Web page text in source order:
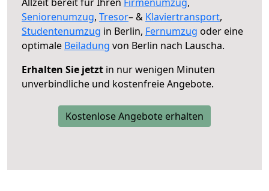
Seniorenumzug, Tresor– & Klaviertransport,
Studentenumzug in Berlin, Fernumzug oder eine
optimale Beiladung von Berlin nach Lauscha.
Erhalten Sie jetzt in nur wenigen Minuten
unverbindliche und kostenfreie Angebote.
Kostenlose Angebote erhalten